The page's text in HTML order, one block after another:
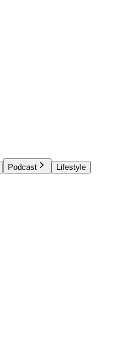
Podcast
Lifestyle